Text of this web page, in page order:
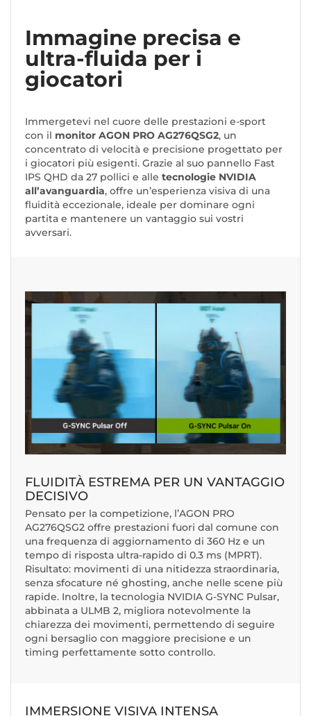
Immagine precisa e
ultra-fluida per i
giocatori
Immergetevi nel cuore delle prestazioni e-sport
con il monitor AGON PRO AG276QSG2, un
concentrato di velocità e precisione progettato per
i giocatori più esigenti. Grazie al suo pannello Fast
IPS QHD da 27 pollici e alle tecnologie NVIDIA
all’avanguardia, offre un’esperienza visiva di una
fluidità eccezionale, ideale per dominare ogni
partita e mantenere un vantaggio sui vostri
avversari.
FLUIDITÀ ESTREMA PER UN VANTAGGIO
DECISIVO
Pensato per la competizione, l’AGON PRO
AG276QSG2 offre prestazioni fuori dal comune con
una frequenza di aggiornamento di 360 Hz e un
tempo di risposta ultra-rapido di 0.3 ms (MPRT).
Risultato: movimenti di una nitidezza straordinaria,
senza sfocature né ghosting, anche nelle scene più
rapide. Inoltre, la tecnologia NVIDIA G-SYNC Pulsar,
abbinata a ULMB 2, migliora notevolmente la
chiarezza dei movimenti, permettendo di seguire
ogni bersaglio con maggiore precisione e un
timing perfettamente sotto controllo.
IMMERSIONE VISIVA INTENSA